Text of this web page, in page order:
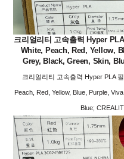
크리얼리티 고속출력 Hyper
White, Peach, Red, Yellow,
Grey, Black, Green, Skin,
크리얼리티 고속출력 Hyper PLA
Peach, Red, Yellow, Blue, Purple,
Blue;